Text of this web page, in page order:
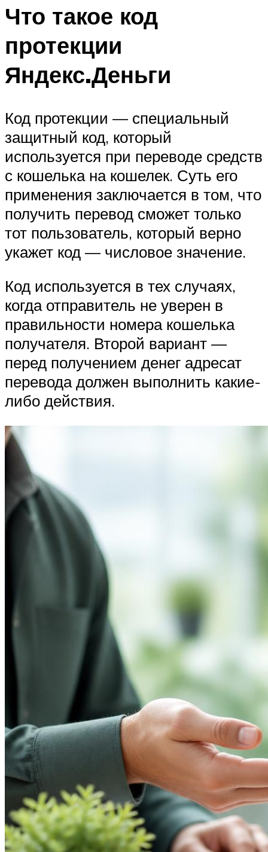
Что такое код
протекции
Яндекс.Деньги
Код протекции — специальный
защитный код, который
используется при переводе средств
с кошелька на кошелек. Суть его
применения заключается в том, что
получить перевод сможет только
тот пользователь, который верно
укажет код — числовое значение.
Код используется в тех случаях,
когда отправитель не уверен в
правильности номера кошелька
получателя. Второй вариант —
перед получением денег адресат
перевода должен выполнить какие-
либо действия.